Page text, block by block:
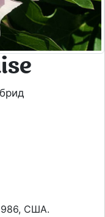
США.